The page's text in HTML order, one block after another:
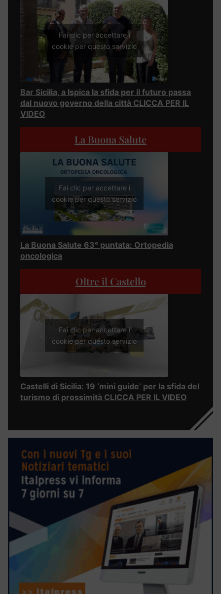
Fai clic per accettare i
cookie per questo servizio
Bar Sicilia, a Ispica la sfida per il futuro passa
dal nuovo governo della città CLICCA PER IL
VIDEO
La Buona Salute
Fai clic per accettare i
cookie per questo servizio
La Buona Salute 63° puntata: Ortopedia
oncologica
Oltre il Castello
Fai clic per accettare i
cookie per questo servizio
Castelli di Sicilia: 19 ‘mini guide’ per la sfida del
turismo di prossimità CLICCA PER IL VIDEO